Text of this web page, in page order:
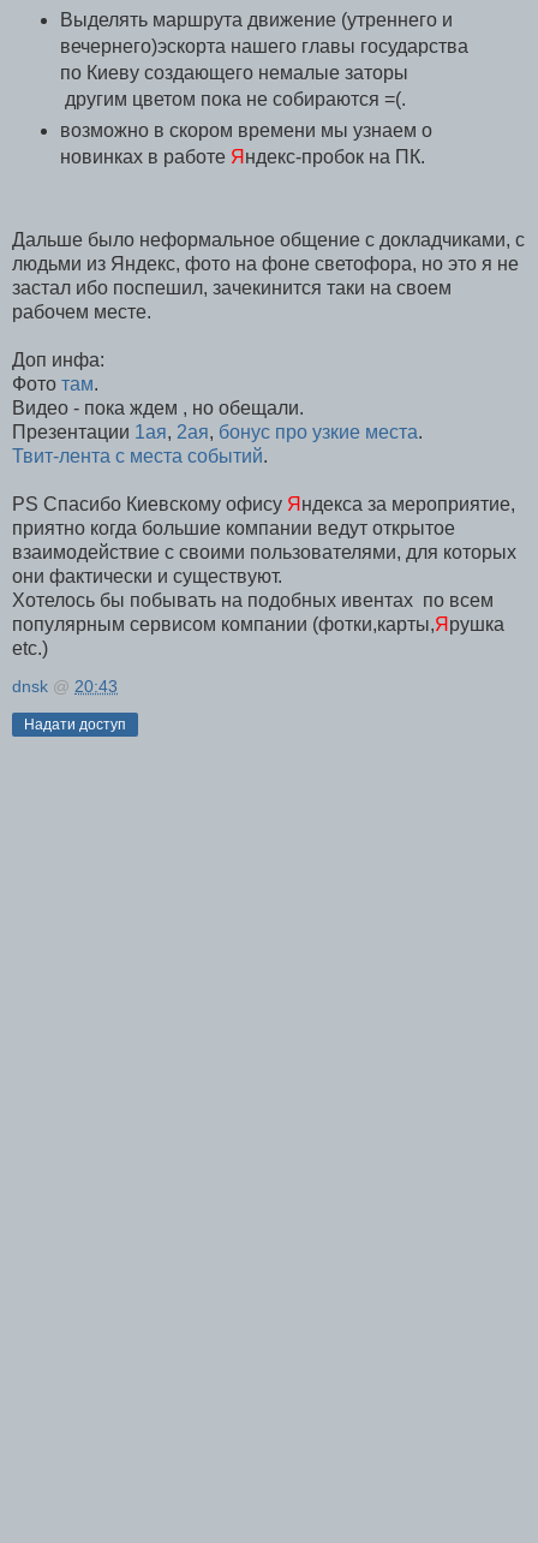
Выделять маршрута движение (утреннего и
вечернего)эскорта нашего главы государства
по Киеву создающего немалые заторы
другим цветом пока не собираются =(.
возможно в скором времени мы узнаем о
новинках в работе Я ндекс-пробок на ПК.
Дальше было неформальное общение с докладчиками, с
людьми из Яндекс, фото на фоне светофора, но это я не
застал ибо поспешил, зачекинится таки на своем
рабочем месте.
Доп инфа:
Фото там.
Видео - пока ждем , но обещали.
Презентации 1ая, 2ая, бонус про узкие места.
Твит-лента с места событий.
PS Спасибо Киевскому офису Я ндекса за мероприятие,
приятно когда большие компании ведут открытое
взаимодействие с своими пользователями, для которых
они фактически и существуют.
Хотелось бы побывать на подобных ивентах по всем
популярным сервисом компании (фотки,карты,Я рушка
etc.)
dnsk @ 20:43
Надати доступ